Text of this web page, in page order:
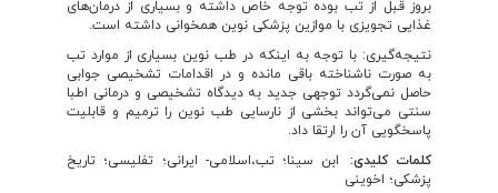
بروز قبل از تب بوده توجه خاص داشته و بسیاری از درمان‌های
غذایی تجویزی با موازین پزشکی نوین همخوانی داشته است.
نتیجه‌گیری: با توجه به اینکه در طب نوین بسیاری از موارد تب
به صورت ناشناخته باقی مانده و در اقدامات تشخیصی جوابی
حاصل نمی‌گردد توجهی جدید به دیدگاه تشخیصی و درمانی اطبا
سنتی می‌تواند بخشی از نارسایی طب نوین را ترمیم و قابلیت
پاسخگویی آن را ارتقا داد.
کلمات کلیدی:
ابن سینا؛ تب،اسلامی- ایرانی؛ تفلیسی؛ تاریخ
پزشکی؛ اخوینی